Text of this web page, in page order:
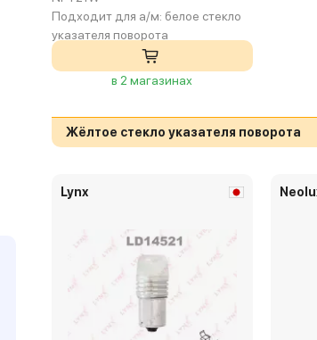
Подходит для а/м: белое стекло
указателя поворота
в 2 магазинах
Жёлтое стекло указателя поворота
Lynx